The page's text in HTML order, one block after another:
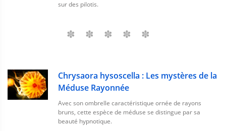
sur des pilotis.
Chrysaora hysoscella : Les mystères de la
Méduse Rayonnée
Avec son ombrelle caractéristique ornée de rayons
bruns, cette espèce de méduse se distingue par sa
beauté hypnotique.